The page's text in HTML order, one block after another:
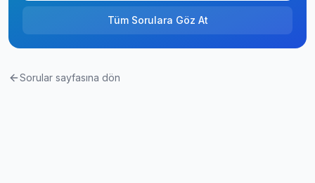
Tüm Sorulara Göz At
Sorular sayfasına dön